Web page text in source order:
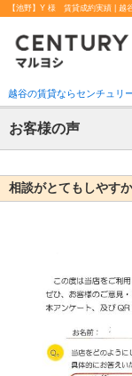
【池野】Y 様 賃貸成約実績 | 越
越谷の賃貸ならセンチュリ
お客様の声
相談がとてもしやす